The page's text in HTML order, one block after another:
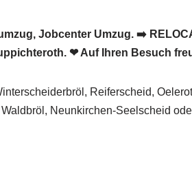
Jobcenter Umzug. ➡️
❤ Auf Ihren Besuch